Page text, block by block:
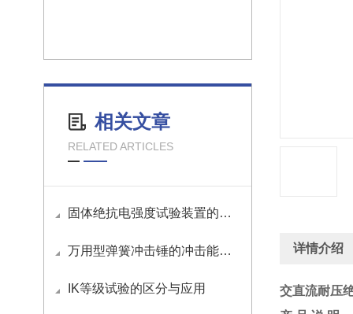
相关文章
RELATED ARTICLES
固体绝抗电强度试验装置的应用
万用型弹簧冲击锤的冲击能量如何调节？
IK等级试验的区分与应用
详情介绍
交直流耐压